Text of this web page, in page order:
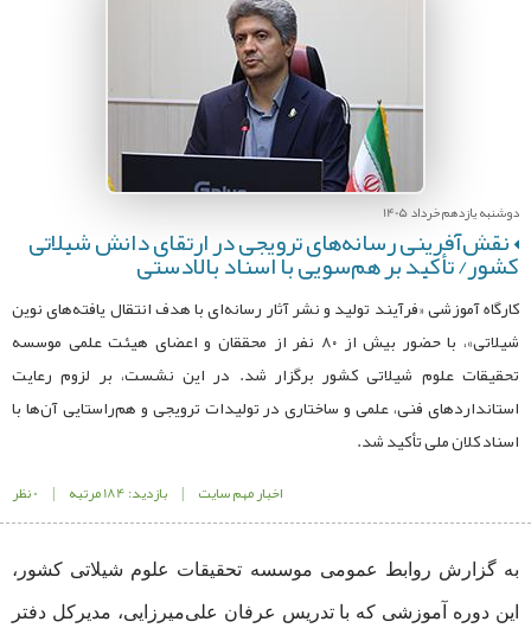
دوشنبه یازدهم خرداد 1405
نقش‌آفرینی رسانه‌های ترویجی در ارتقای دانش شیلاتی
کشور/ تأکید بر هم‌سویی با اسناد بالادستی
کارگاه آموزشی «فرآیند تولید و نشر آثار رسانه‌ای با هدف انتقال یافته‌های نوین
شیلاتی»، با حضور بیش از ۸۰ نفر از محققان و اعضای هیئت علمی موسسه
تحقیقات علوم شیلاتی کشور برگزار شد. در این نشست، بر لزوم رعایت
استانداردهای فنی، علمی و ساختاری در تولیدات ترویجی و هم‌راستایی آن‌ها با
اسناد کلان ملی تأکید شد.
اخبار مهم سایت | بازدید: 184 مرتبه | 0 نظر
به گزارش روابط عمومی موسسه تحقیقات علوم شیلاتی کشور،
این دوره آموزشی که با تدریس عرفان علی‌میرزایی، مدیرکل دفتر